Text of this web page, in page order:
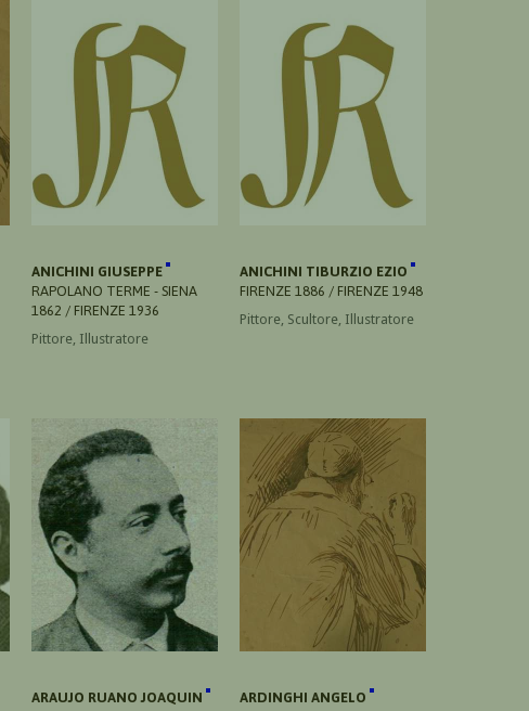
ANICHINI GIUSEPPE
RAPOLANO TERME - SIENA
1862 / FIRENZE 1936
Pittore, Illustratore
ANICHINI TIBURZIO EZIO
FIRENZE 1886 / FIRENZE 1948
Pittore, Scultore, Illustratore
ARAUJO RUANO JOAQUIN
ARDINGHI ANGELO